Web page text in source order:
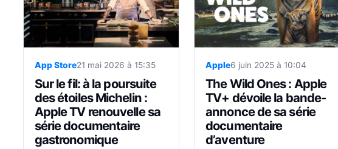
App Store21 mai 2026 à 15:35
Sur le fil: à la poursuite
des étoiles Michelin :
Apple TV renouvelle sa
série documentaire
gastronomique
Apple6 juin 2025 à 10:04
The Wild Ones : Apple
TV+ dévoile la bande-
annonce de sa série
documentaire
d’aventure